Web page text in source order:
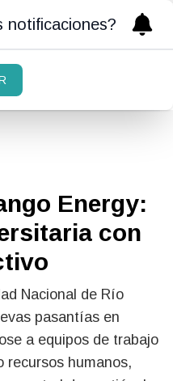
Energy:
con
Nacional de Río
pasantías en
a equipos de trabajo
recursos humanos,
notificaciones?